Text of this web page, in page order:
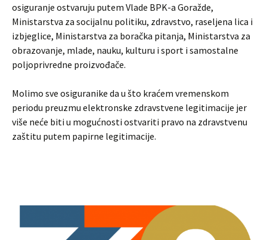
osiguranje ostvaruju putem Vlade BPK-a Goražde,
Ministarstva za socijalnu politiku, zdravstvo, raseljena lica i
izbjeglice, Ministarstva za boračka pitanja, Ministarstva za
obrazovanje, mlade, nauku, kulturu i sport i samostalne
poljoprivredne proizvođače.
Molimo sve osiguranike da u što kraćem vremenskom
periodu preuzmu elektronske zdravstvene legitimacije jer
više neće biti u mogućnosti ostvariti pravo na zdravstvenu
zaštitu putem papirne legitimacije.